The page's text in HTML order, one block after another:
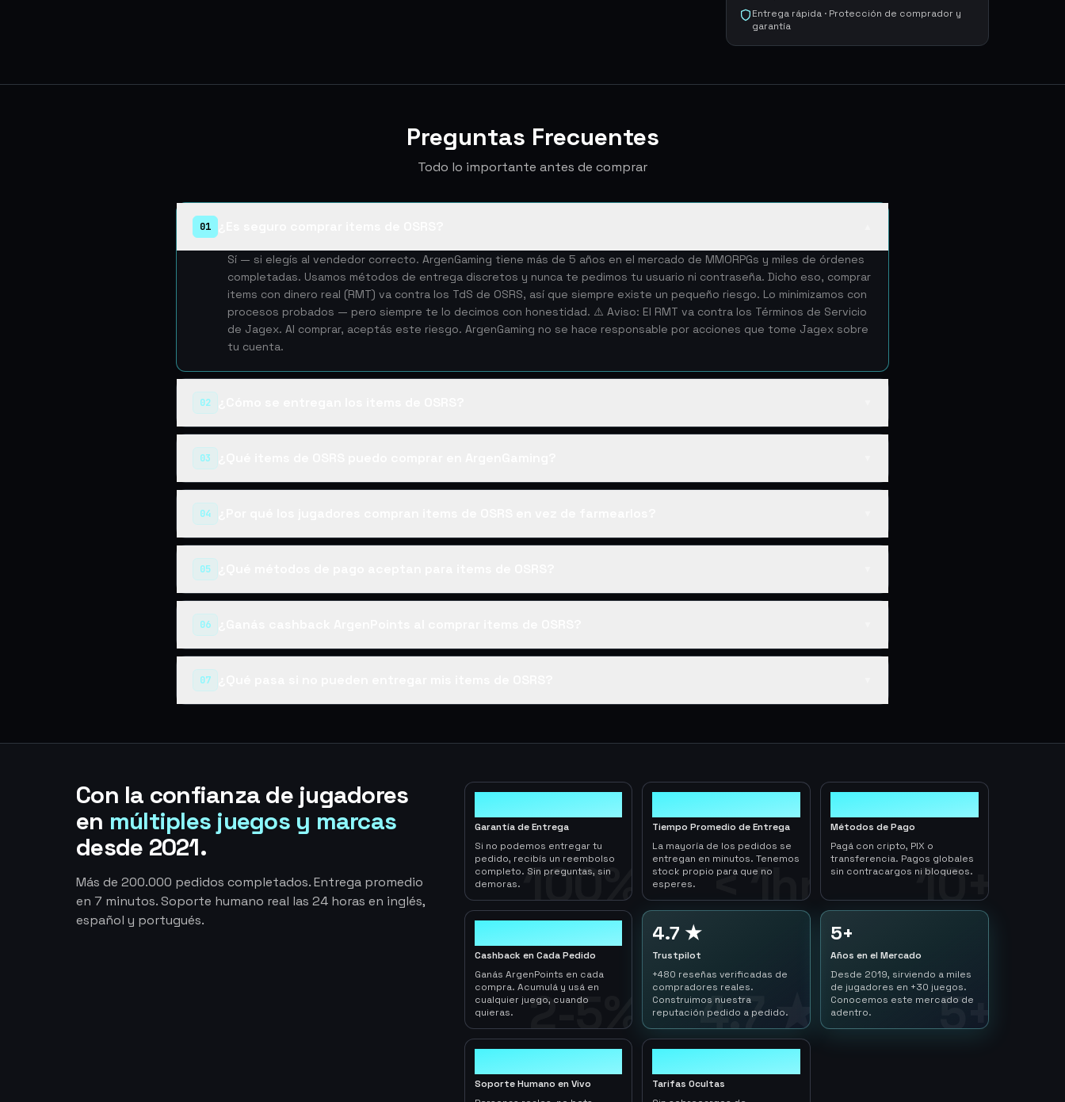
Entrega rápida · Protección de comprador y
garantía
Preguntas Frecuentes
Todo lo importante antes de comprar
01
Sí — si elegís al vendedor correcto. ArgenGaming tiene más de 5 años en el mercado de MMORPGs y miles de órdenes
completadas. Usamos métodos de entrega discretos y nunca te pedimos tu usuario ni contraseña. Dicho eso, comprar
items con dinero real (RMT) va contra los TdS de OSRS, así que siempre existe un pequeño riesgo. Lo minimizamos con
procesos probados — pero siempre te lo decimos con honestidad. ⚠️ Aviso: El RMT va contra los Términos de Servicio
de Jagex. Al comprar, aceptás este riesgo. ArgenGaming no se hace responsable por acciones que tome Jagex sobre
tu cuenta.
02
03
04
05
06
07
Con la confianza de jugadores
en múltiples juegos y marcas
desde 2021.
Más de 200.000 pedidos completados. Entrega promedio
en 7 minutos. Soporte humano real las 24 horas en inglés,
español y portugués.
100%
Garantía de Entrega
Si no podemos entregar tu
pedido, recibís un reembolso
completo. Sin preguntas, sin
demoras.
< 1hr
Tiempo Promedio de Entrega
La mayoría de los pedidos se
entregan en minutos. Tenemos
stock propio para que no
esperes.
10+
Métodos de Pago
Pagá con cripto, PIX o
transferencia. Pagos globales
sin contracargos ni bloqueos.
2-5%
Cashback en Cada Pedido
Ganás ArgenPoints en cada
compra. Acumulá y usá en
cualquier juego, cuando
quieras.
4.7 ★
4.7 ★
Trustpilot
+480 reseñas verificadas de
compradores reales.
Construimos nuestra
reputación pedido a pedido.
5+
5+
Años en el Mercado
Desde 2019, sirviendo a miles
de jugadores en +30 juegos.
Conocemos este mercado de
adentro.
Soporte Humano en Vivo
Tarifas Ocultas